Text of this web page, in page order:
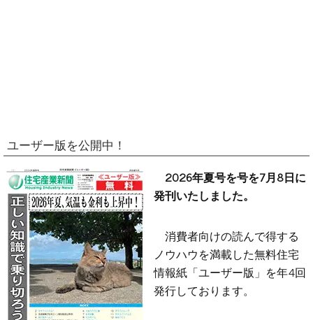
ユーザー版を公開中！
2026年夏号を号を7月8日に
発刊いたしました。
消費者向けの読んで得する
ノウハウを満載した無料住宅
情報紙「ユーザー版」を年4回
発行しております。